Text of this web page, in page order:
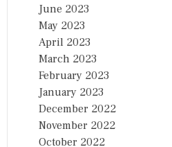
June 2023
May 2023
April 2023
March 2023
February 2023
January 2023
December 2022
November 2022
October 2022